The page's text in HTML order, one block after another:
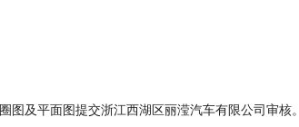
及平面图提交浙江西湖区丽滢汽车有限公司审核。